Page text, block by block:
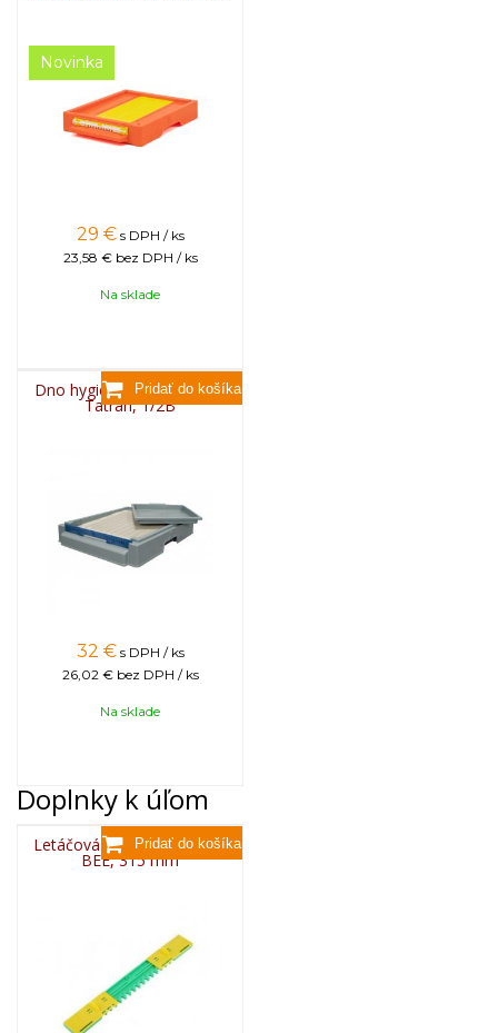
Novinka
29 € s DPH / ks
23,58 € bez DPH / ks
Na sklade
Dno hygienické plastové B
Tatran, 1/2B
32 € s DPH / ks
26,02 € bez DPH / ks
Na sklade
Doplnky k úľom
Letáčová zábrana plastová
BEE, 315 mm